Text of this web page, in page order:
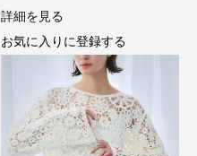
詳細を見る
お気に入りに登録する